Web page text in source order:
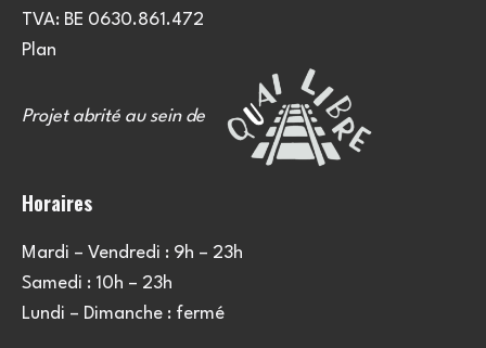
TVA: BE 0630.861.472
Plan
Projet abrité au sein de
Horaires
Mardi – Vendredi : 9h – 23h
Samedi : 10h – 23h
Lundi – Dimanche : fermé